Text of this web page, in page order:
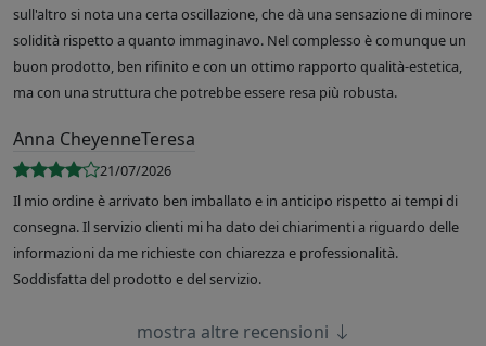
sull'altro si nota una certa oscillazione, che dà una sensazione di minore
solidità rispetto a quanto immaginavo. Nel complesso è comunque un
buon prodotto, ben rifinito e con un ottimo rapporto qualità-estetica,
ma con una struttura che potrebbe essere resa più robusta.
Anna CheyenneTeresa
21/07/2026
Il mio ordine è arrivato ben imballato e in anticipo rispetto ai tempi di
consegna. Il servizio clienti mi ha dato dei chiarimenti a riguardo delle
informazioni da me richieste con chiarezza e professionalità.
Soddisfatta del prodotto e del servizio.
mostra altre recensioni